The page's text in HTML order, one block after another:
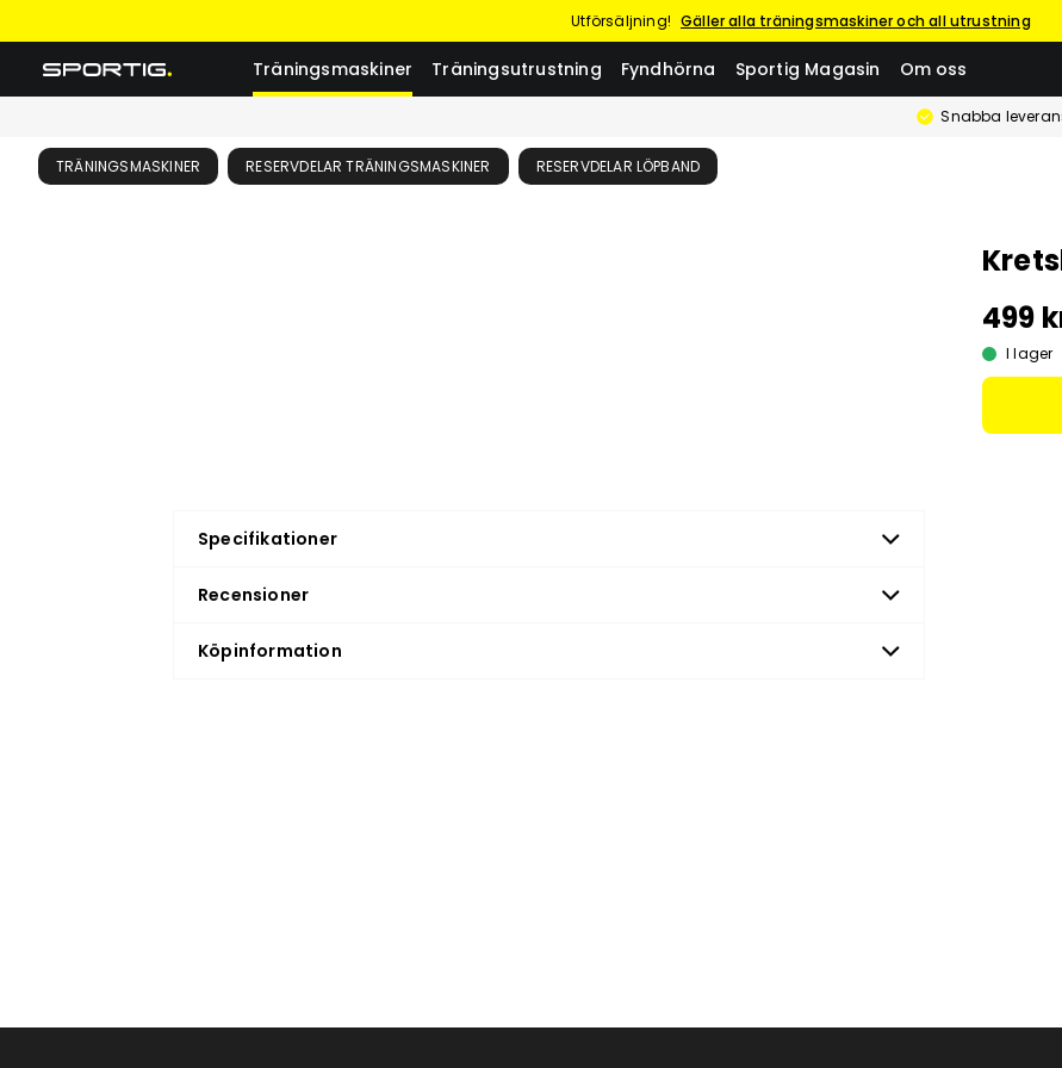
Utförsäljning! Gäller alla träningsmaskiner och all utrustning
Träningsmaskiner Träningsutrustning Fyndhörna Sportig Magasin Om oss
Snabba
TRÄNINGSMASKINER RESERVDELAR TRÄNINGSMASKINER RESERVDELAR LÖPBAND
499
I lager
Specifikationer
Recensioner
Köpinformation